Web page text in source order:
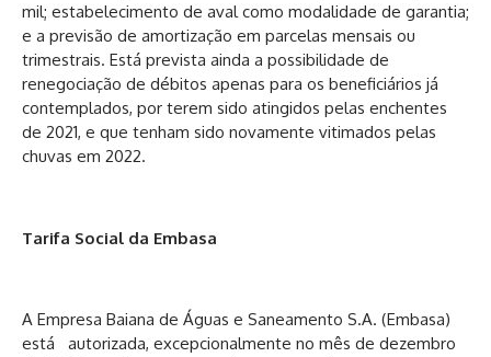
mil; estabelecimento de aval como modalidade de garantia;
e a previsão de amortização em parcelas mensais ou
trimestrais. Está prevista ainda a possibilidade de
renegociação de débitos apenas para os beneficiários já
contemplados, por terem sido atingidos pelas enchentes
de 2021, e que tenham sido novamente vitimados pelas
chuvas em 2022.
Tarifa Social da Embasa
A Empresa Baiana de Águas e Saneamento S.A. (Embasa)
está autorizada, excepcionalmente no mês de dezembro